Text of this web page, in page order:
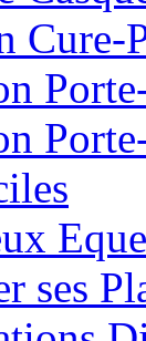
Cure-
ses